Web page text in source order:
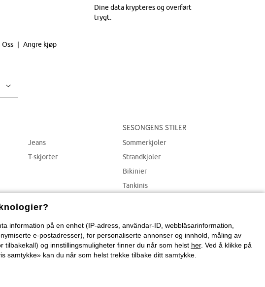
Dine data krypteres og overført
trygt.
Oss Angre kjøp
Sesongens stiler
Jeans
T-skjorter
Sommerkjoler
Strandkjoler
Bikinier
Tankinis
information på en enhet (IP-adress, användar-ID, webbläsarinformation,
e-postadresser), for personaliserte annonser og innhold, måling av
og innstillingsmuligheter finner du når som helst her. Ved å klikke på
samtykke» kan du når som helst trekke tilbake ditt samtykke.